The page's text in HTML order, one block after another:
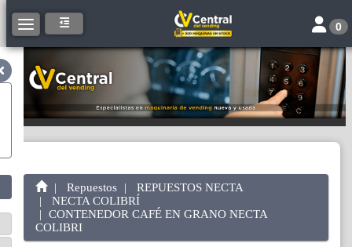
Toggle navigation Toggle
0
Repuestos
REPUESTOS NECTA
NECTA COLIBRÍ
CONTENEDOR CAFÉ EN GRANO NECTA
COLIBRI